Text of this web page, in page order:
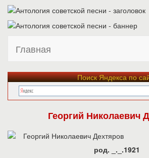
Главная
Поиск Яндекса по
Георгий Николаевич
род. _._.1921